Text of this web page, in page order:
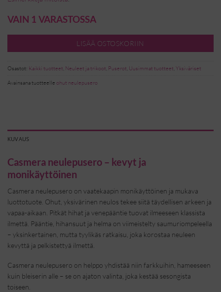
VAIN 1 VARASTOSSA
LISÄÄ OSTOSKORIIN
Osastot: Kaikki tuotteet, Neuleet ja trikoot, Puserot, Uusimmat tuotteet,Yksiväriset
Avainsana tuotteelle ohut neulepusero
KUVAUS
Casmera neulepusero – kevyt ja
monikäyttöinen
Casmera neulepusero on vaatekaapin monikäyttöinen ja mukava
luottotuote. Ohut, yksivärinen neulos tekee siitä täydellisen arkeen ja
vapaa-aikaan. Pitkät hihat ja venepääntie tuovat ilmeeseen klassista
ilmettä. Pääntie, hihansuut ja helma on viimeistelty saumuriompeleella
– yksinkertainen, mutta tyylikäs ratkaisu, joka korostaa neuleen
kevyttä ja pelkistettyä ilmettä.
Casmera neulepusero on helppo yhdistää niin farkkuihin, hameeseen
kuin bleiserin alle – se on ajaton valinta, joka kestää sesongista
toiseen.